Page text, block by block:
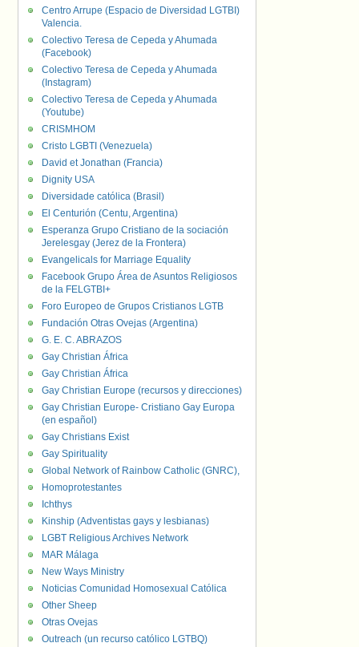
Centro Arrupe (Espacio de Diversidad LGTBI)
Valencia.
Colectivo Teresa de Cepeda y Ahumada
(Facebook)
Colectivo Teresa de Cepeda y Ahumada
(Instagram)
Colectivo Teresa de Cepeda y Ahumada
(Youtube)
CRISMHOM
Cristo LGBTI (Venezuela)
David et Jonathan (Francia)
Dignity USA
Diversidade católica (Brasil)
El Centurión (Centu, Argentina)
Esperanza Grupo Cristiano de la sociación
Jerelesgay (Jerez de la Frontera)
Evangelicals for Marriage Equality
Facebook Grupo Área de Asuntos Religiosos
de la FELGTBI+
Foro Europeo de Grupos Cristianos LGTB
Fundación Otras Ovejas (Argentina)
G. E. C. ABRAZOS
Gay Christian África
Gay Christian África
Gay Christian Europe (recursos y direcciones)
Gay Christian Europe- Cristiano Gay Europa
(en español)
Gay Christians Exist
Gay Spirituality
Global Network of Rainbow Catholic (GNRC),
Homoprotestantes
Ichthys
Kinship (Adventistas gays y lesbianas)
LGBT Religious Archives Network
MAR Málaga
New Ways Ministry
Noticias Comunidad Homosexual Católica
Other Sheep
Otras Ovejas
Outreach (un recurso católico LGTBQ)